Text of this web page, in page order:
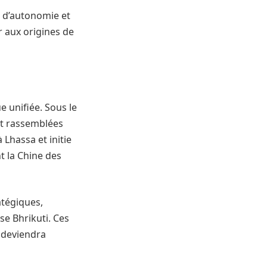
et
aux origines de
unifiée. Sous le
rassemblées
et initie
la Chine des
Bhrikuti. Ces